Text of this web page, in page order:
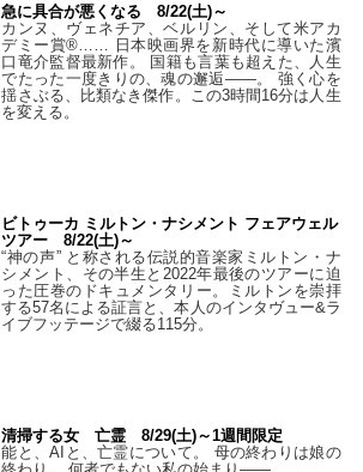
急に具合が悪くなる 8/22(土)～
カンヌ、ヴェネチア、ベルリン、そして米アカ
デミー賞®…… 日本映画界を新時代に導いた濱
口竜介監督最新作。 国籍も言葉も超えた、人生
でたった一度きりの、魂の邂逅――。 強く心を
揺さぶる、比類なき傑作。この3時間16分は人生
を変える。
ビトゥーカ ミルトン・ナシメント フェアウェル
ツアー 8/22(土)～
“神の声” と称される伝説的音楽家ミルトン・ナ
シメント、その半生と2022年最後のツアーに迫
った圧巻のドキュメンタリー。ミルトンを崇拝
する57名による証言と、本人のインタヴュー&ラ
イブフッテージで綴る115分。
清掃する女 亡霊 8/29(土)～1週間限定
能と、AIと、亡霊について。 母の終わりは娘の